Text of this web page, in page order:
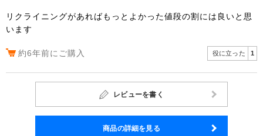
リクライニングがあればもっとよかった値段の割には良いと思
います
約6年前にご購入 役に立った 1
レビューを書く
商品の詳細を見る